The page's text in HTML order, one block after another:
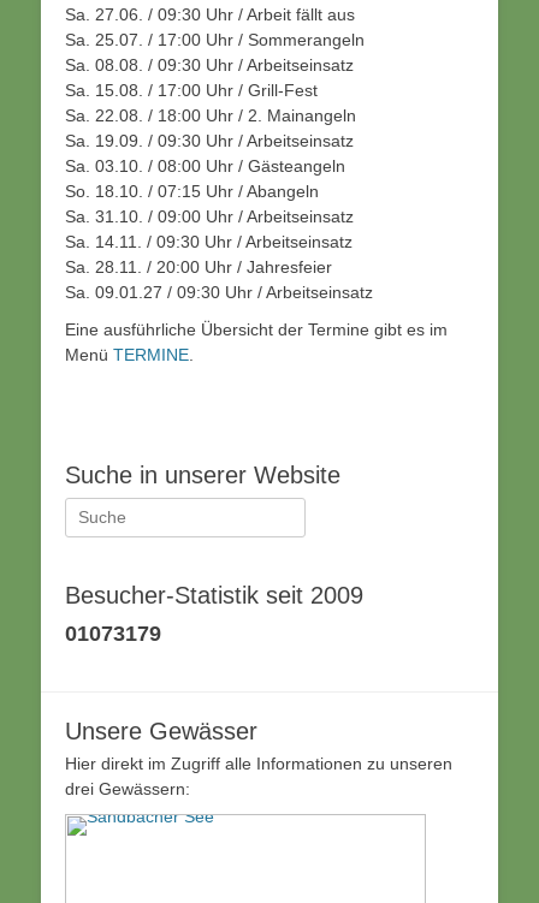
Sa. 27.06. / 09:30 Uhr / Arbeit fällt aus
Sa. 25.07. / 17:00 Uhr / Sommerangeln
Sa. 08.08. / 09:30 Uhr / Arbeitseinsatz
Sa. 15.08. / 17:00 Uhr / Grill-Fest
Sa. 22.08. / 18:00 Uhr / 2. Mainangeln
Sa. 19.09. / 09:30 Uhr / Arbeitseinsatz
Sa. 03.10. / 08:00 Uhr / Gästeangeln
So. 18.10. / 07:15 Uhr / Abangeln
Sa. 31.10. / 09:00 Uhr / Arbeitseinsatz
Sa. 14.11. / 09:30 Uhr / Arbeitseinsatz
Sa. 28.11. / 20:00 Uhr / Jahresfeier
Sa. 09.01.27 / 09:30 Uhr / Arbeitseinsatz
Eine ausführliche Übersicht der Termine gibt es im
Menü TERMINE
Suche in unserer Website
Suche
nach:
Besucher-Statistik seit 2009
01073179
Unsere Gewässer
Hier direkt im Zugriff alle Informationen zu unseren
drei Gewässern: